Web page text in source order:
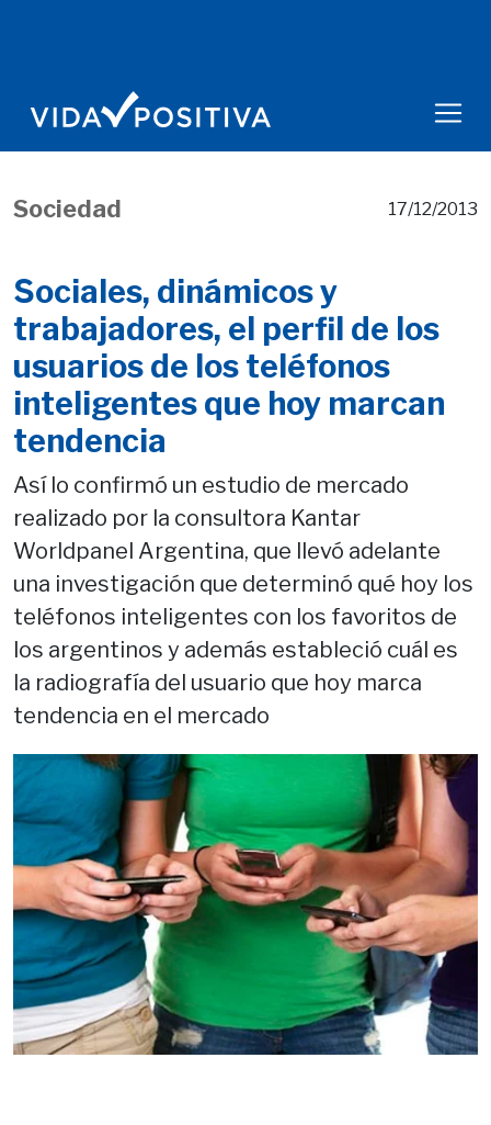
Sociedad 17/12/2013
Sociales, dinámicos y
trabajadores, el perfil de los
usuarios de los teléfonos
inteligentes que hoy marcan
tendencia
Así lo confirmó un estudio de mercado
realizado por la consultora Kantar
Worldpanel Argentina, que llevó adelante
una investigación que determinó qué hoy los
teléfonos inteligentes con los favoritos de
los argentinos y además estableció cuál es
la radiografía del usuario que hoy marca
tendencia en el mercado